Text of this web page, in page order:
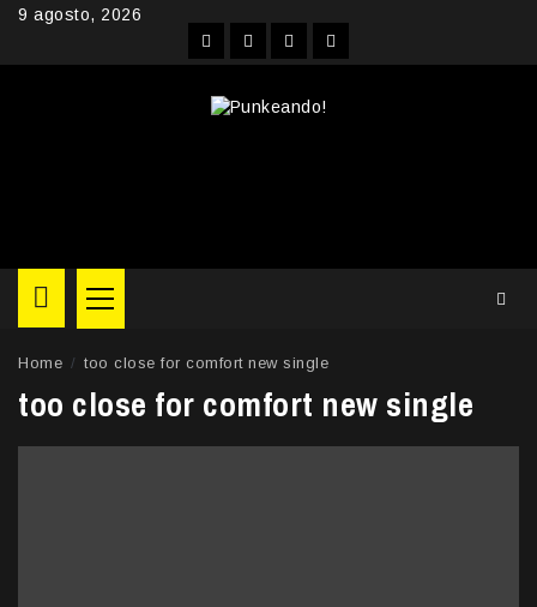
Skip9 agosto, 2026
FacebookInstagram
YouTubeTwitter
Primary
Menu
Home too close for comfort new single
too close for comfort new single